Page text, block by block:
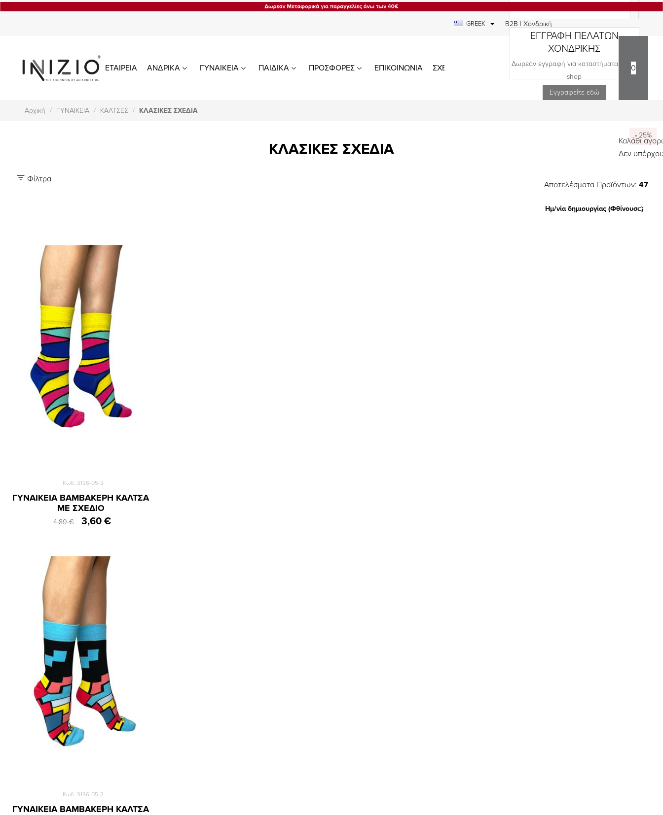
GREEK B2B | Χονδρική
ΕΤΑΙΡΕΙΑ ΑΝΔΡΙΚΑ ΓΥΝΑΙΚΕΙΑ ΠΑΙΔΙΚΑ ΠΡΟΣΦΟΡΕΣ ΕΠΙΚΟΙΝΩΝΙΑ ΣΧΕΔΙΑ
ΕΓΓΡΑΦΗ ΠΕΛΑΤΩΝ
ΧΟΝΔΡΙΚΗΣ
Δωρεάν εγγραφή για καταστήματα και e-
shop
Εγγραφείτε εδώ
0
Καλάθι
Δεν
Αρχική ΓΥΝΑΙΚΕΙΑ ΚΑΛΤΣΕΣ ΚΛΑΣΙΚΕΣ ΣΧΕΔΙΑ
ΚΛΑΣΙΚΕΣ ΣΧΕΔΙΑ
Φίλτρα
Αποτελέσματα Προϊόντων: 47
Ημ/νία δημιουργίας (Φθίνουσα)
-25%
Κωδ.:3136-05-3
ΓΥΝΑΙΚΕΙΑ ΒΑΜΒΑΚΕΡΗ ΚΑΛΤΣΑ
ΜΕ ΣΧΕΔΙΟ
4,80 € 3,60 €
-25%
Κωδ.:3136-05-2
ΓΥΝΑΙΚΕΙΑ ΒΑΜΒΑΚΕΡΗ ΚΑΛΤΣΑ
-25%
-25%
-25%
-25%
-25%
-25%
-25%
-25%
-25%
-25%